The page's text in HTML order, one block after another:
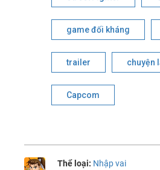
game đối kháng
trailer chuyện
Capcom
Thể loại: Nhập vai